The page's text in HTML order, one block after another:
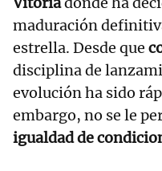
maduración
estrella. Desde que
disciplina de
evolución ha sido
embargo, no se le
igualdad de